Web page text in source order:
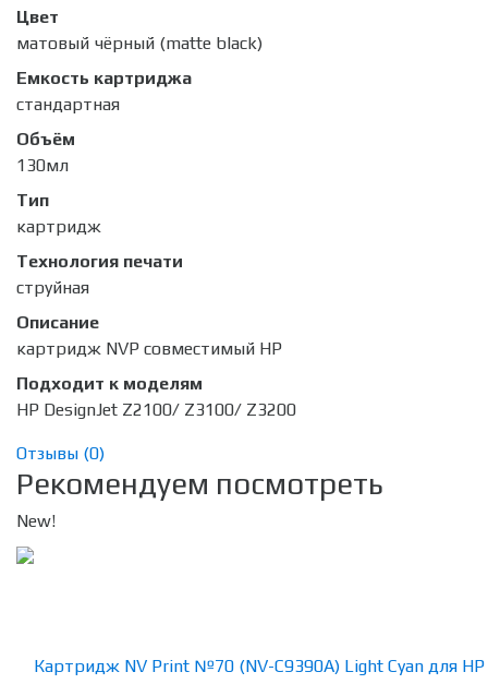
Цвет
матовый чёрный (matte black)
Емкость картриджа
стандартная
Объём
130мл
Тип
картридж
Технология печати
струйная
Описание
картридж NVP совместимый HP
Подходит к моделям
HP DesignJet Z2100/ Z3100/ Z3200
Отзывы (0)
Рекомендуем посмотреть
New!